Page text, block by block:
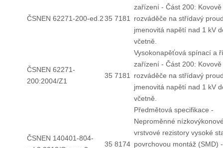
ČSNEN 62271-200-ed.235 7181
zařízení - Část 200: Kovově
rozváděče na střídavý
jmenovitá napětí nad 1 kV
včetně.
ČSNEN 62271-
200:2004/Z1
35 7181
Vysokonapěťová spínací a
zařízení - Část 200: Kovově
rozváděče na střídavý
jmenovitá napětí nad 1 kV
včetně.
ČSNEN 140401-804-
35 8174
Předmětová specifikace -
Neproměnné
vrstvové rezistory vysoké
povrchovou montáž (SMD) -